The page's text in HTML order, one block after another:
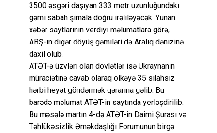
3500 əsgəri daşıyan 333 metr uzunluğundakı
gəmi sabah şimala doğru irəliləyəcək. Yunan
xəbər saytlarının verdiyi məlumatlara görə,
ABŞ-ın digər döyüş gəmiləri də Aralıq dənizinə
daxil olub.
ATƏT-ə üzvləri olan dövlətlər isə Ukraynanın
müraciətinə cavab olaraq ölkəyə 35 silahsız
hərbi heyət göndərmək qərarına gəlib. Bu
barədə məlumat ATƏT-in saytında yerləşdirilib.
Bu məsələ martın 4-də ATƏT-in Daimi Şurası və
Təhlükəsizlik Əməkdaşlığı Forumunun birgə